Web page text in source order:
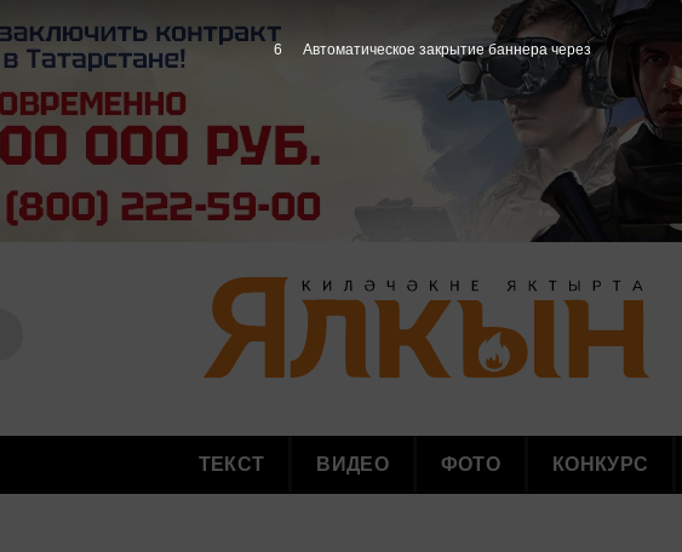
ТЕКСТ ВИДЕО ФОТО КОНКУРС
5 Автоматическое закрытие баннера через